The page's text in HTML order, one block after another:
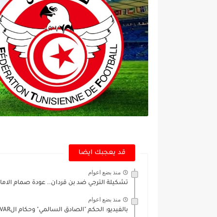
قد يعجبك ايضا
منذ بضع اعوام
تشكيلة الترجي ضد بن قردان.. عودة صمام
منذ بضع اعوام
بالفيديو: الحكم "الصادق السالمي" وحكام الVAR يحرمون النجم من هدف...